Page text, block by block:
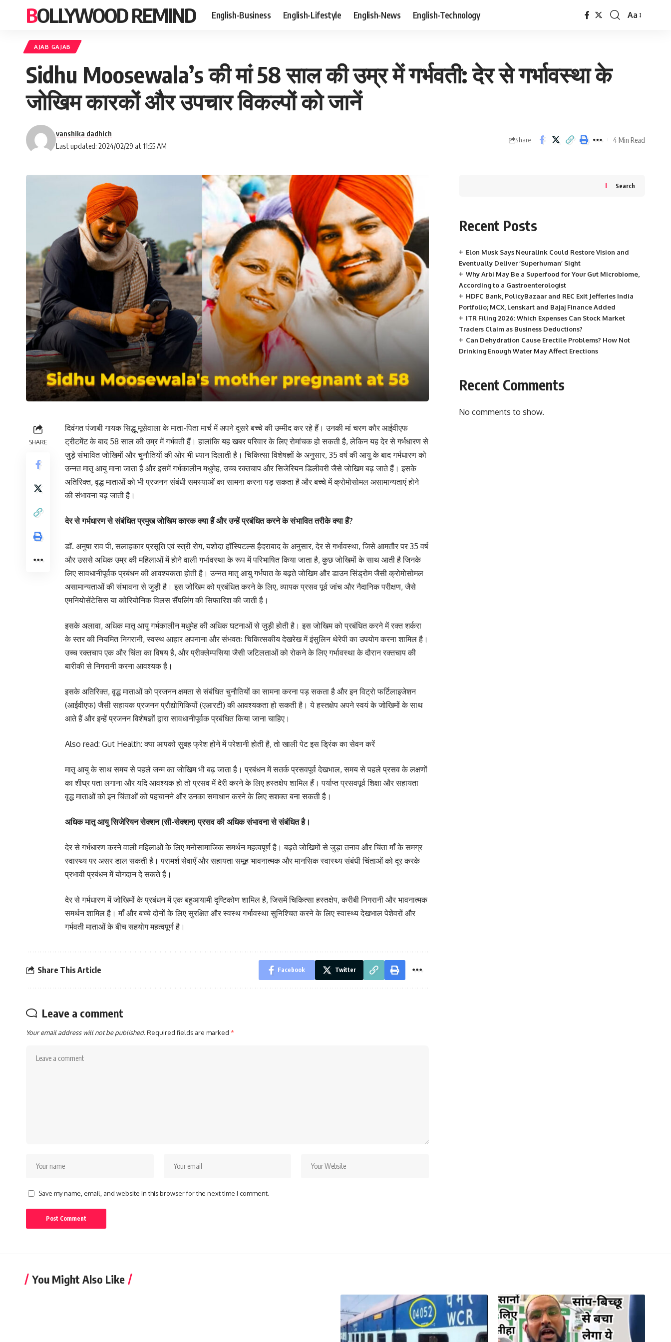
BOLLYWOOD REMIND English-Business English-Lifestyle English-News English-Technology
Font
Aa
AJAB GAJAB
Sidhu Moosewala’s की मां 58 साल की उम्र में गर्भवती: देर से गर्भावस्था के
जोखिम कारकों और उपचार विकल्पों को जानें
Last updated: 2024/02/29 at 11:55 AM
vanshika dadhich
Share 4 Min Read
SHARE
दिवंगत पंजाबी गायक सिद्धू मूसेवाला के माता-पिता मार्च में अपने दूसरे बच्चे की उम्मीद कर रहे हैं। उनकी मां चरण कौर आईवीएफ
ट्रीटमेंट के बाद 58 साल की उम्र में गर्भवती हैं। हालांकि यह खबर परिवार के लिए रोमांचक हो सकती है, लेकिन यह देर से गर्भधारण से
जुड़े संभावित जोखिमों और चुनौतियों की ओर भी ध्यान दिलाती है। चिकित्सा विशेषज्ञों के अनुसार, 35 वर्ष की आयु के बाद गर्भधारण को
उन्नत मातृ आयु माना जाता है और इसमें गर्भकालीन मधुमेह, उच्च रक्तचाप और सिजेरियन डिलीवरी जैसे जोखिम बढ़ जाते हैं। इसके
अतिरिक्त, वृद्ध माताओं को भी प्रजनन संबंधी समस्याओं का सामना करना पड़ सकता है और बच्चे में क्रोमोसोमल असामान्यताएं होने
की संभावना बढ़ जाती है।
देर से गर्भधारण से संबंधित प्रमुख जोखिम कारक क्या हैं और उन्हें प्रबंधित करने के संभावित तरीके क्या हैं?
डॉ. अनुषा राव पी, सलाहकार प्रसूति एवं स्त्री रोग, यशोदा हॉस्पिटल्स हैदराबाद के अनुसार, देर से गर्भावस्था, जिसे आमतौर पर 35 वर्ष
और उससे अधिक उम्र की महिलाओं में होने वाली गर्भावस्था के रूप में परिभाषित किया जाता है, कुछ जोखिमों के साथ आती है जिनके
लिए सावधानीपूर्वक प्रबंधन की आवश्यकता होती है। उन्नत मातृ आयु गर्भपात के बढ़ते जोखिम और डाउन सिंड्रोम जैसी क्रोमोसोमल
असामान्यताओं की संभावना से जुड़ी है। इस जोखिम को प्रबंधित करने के लिए, व्यापक प्रसव पूर्व जांच और नैदानिक ​​परीक्षण, जैसे
एमनियोसेंटेसिस या कोरियोनिक विलस सैंपलिंग की सिफारिश की जाती है।
इसके अलावा, अधिक मातृ आयु गर्भकालीन मधुमेह की अधिक घटनाओं से जुड़ी होती है। इस जोखिम को प्रबंधित करने में रक्त शर्करा
के स्तर की नियमित निगरानी, ​​स्वस्थ आहार अपनाना और संभवतः चिकित्सकीय देखरेख में इंसुलिन थेरेपी का उपयोग करना शामिल है।
उच्च रक्तचाप एक और चिंता का विषय है, और प्रीक्लेम्पसिया जैसी जटिलताओं को रोकने के लिए गर्भावस्था के दौरान रक्तचाप की
बारीकी से निगरानी करना आवश्यक है।
इसके अतिरिक्त, वृद्ध माताओं को प्रजनन क्षमता से संबंधित चुनौतियों का सामना करना पड़ सकता है और इन विट्रो फर्टिलाइजेशन
(आईवीएफ) जैसी सहायक प्रजनन प्रौद्योगिकियों (एआरटी) की आवश्यकता हो सकती है। ये हस्तक्षेप अपने स्वयं के जोखिमों के साथ
आते हैं और इन्हें प्रजनन विशेषज्ञों द्वारा सावधानीपूर्वक प्रबंधित किया जाना चाहिए।
Also read: Gut Health: क्या आपको सुबह फ्रेश होने में परेशानी होती है, तो खाली पेट इस ड्रिंक का सेवन करें
मातृ आयु के साथ समय से पहले जन्म का जोखिम भी बढ़ जाता है। प्रबंधन में सतर्क प्रसवपूर्व देखभाल, समय से पहले प्रसव के लक्षणों
का शीघ्र पता लगाना और यदि आवश्यक हो तो प्रसव में देरी करने के लिए हस्तक्षेप शामिल हैं। पर्याप्त प्रसवपूर्व शिक्षा और सहायता
वृद्ध माताओं को इन चिंताओं को पहचानने और उनका समाधान करने के लिए सशक्त बना सकती है।
अधिक मातृ आयु सिजेरियन सेक्शन (सी-सेक्शन) प्रसव की अधिक संभावना से संबंधित है।
देर से गर्भधारण करने वाली महिलाओं के लिए मनोसामाजिक समर्थन महत्वपूर्ण है। बढ़ते जोखिमों से जुड़ा तनाव और चिंता माँ के समग्र
स्वास्थ्य पर असर डाल सकती है। परामर्श सेवाएँ और सहायता समूह भावनात्मक और मानसिक स्वास्थ्य संबंधी चिंताओं को दूर करके
प्रभावी प्रबंधन में योगदान दे सकते हैं।
देर से गर्भधारण में जोखिमों के प्रबंधन में एक बहुआयामी दृष्टिकोण शामिल है, जिसमें चिकित्सा हस्तक्षेप, करीबी निगरानी और भावनात्मक
समर्थन शामिल है। माँ और बच्चे दोनों के लिए सुरक्षित और स्वस्थ गर्भावस्था सुनिश्चित करने के लिए स्वास्थ्य देखभाल पेशेवरों और
गर्भवती माताओं के बीच सहयोग महत्वपूर्ण है।
Share This Article Facebook Twitter
Leave a comment
Your email address will not be published.Required fields are marked *
Save my name, email, and website in this browser for the next time I comment.
Search
Recent Posts
Elon Musk Says Neuralink Could Restore Vision and
Eventually Deliver ‘Superhuman’ Sight
Why Arbi May Be a Superfood for Your Gut Microbiome,
According to a Gastroenterologist
HDFC Bank, PolicyBazaar and REC Exit Jefferies India
Portfolio; MCX, Lenskart and Bajaj Finance Added
ITR Filing 2026: Which Expenses Can Stock Market
Traders Claim as Business Deductions?
Can Dehydration Cause Erectile Problems? How Not
Drinking Enough Water May Affect Erections
Recent Comments
No comments to show.
You Might Also Like